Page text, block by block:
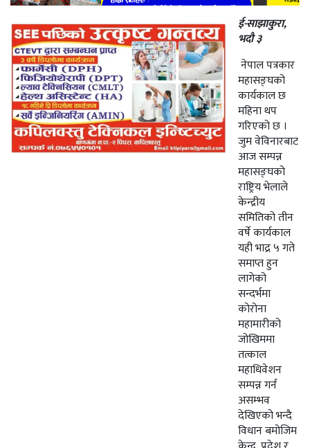
ई-साझाकुरा,
भदौ ३
नेपाल पत्रकार
महासङ्घको
कार्यकाल छ
महिना थप
गरिएको छ ।
जुम वेविनारबाट
आज सम्पन्न
महासङ्घको
राष्ट्रिय भेलाले
केन्द्रीय
समितिको तीन
वर्षे कार्यकाल
यही भाद्र ५ गते
समाप्त हुन
लागेको
सन्दर्भमा
कोरोना
महामारीको
जोखिममा
तत्काल
महाधिवेशन
सम्पन्न गर्न
असम्भव
देखिएको भन्दै
विधान बमोजिम